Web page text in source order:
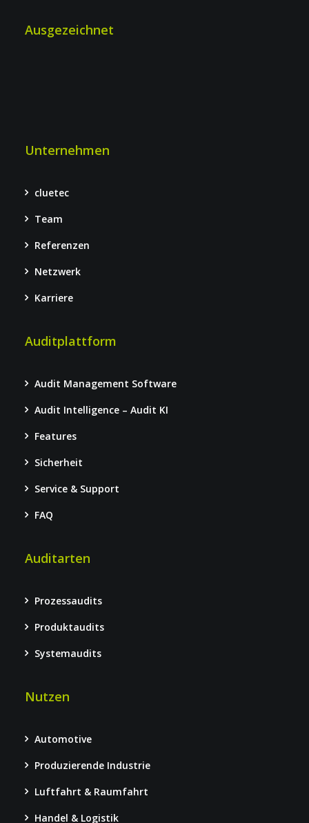
Ausgezeichnet
Unternehmen
cluetec
Team
Referenzen
Netzwerk
Karriere
Auditplattform
Audit Management Software
Audit Intelligence – Audit KI
Features
Sicherheit
Service & Support
FAQ
Auditarten
Prozessaudits
Produktaudits
Systemaudits
Nutzen
Automotive
Produzierende Industrie
Luftfahrt & Raumfahrt
Handel & Logistik